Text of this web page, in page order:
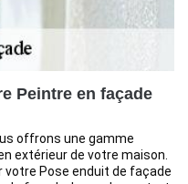
Peintre en façade
offrons une gamme
extérieur de votre maison.
Pose enduit de façade